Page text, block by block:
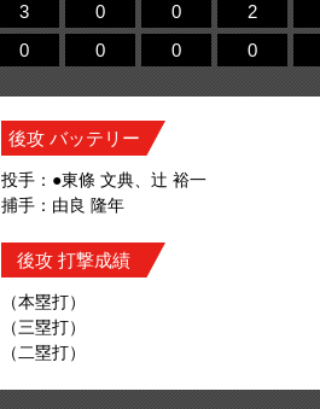
3 0 0 2
0 0 0 0
後攻 バッテリー
投手：●東條 文典、辻 裕一
捕手：由良 隆年
後攻 打撃成績
（本塁打）
（三塁打）
（二塁打）